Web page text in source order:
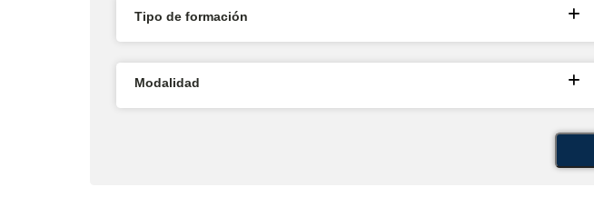
Tipo de formación
Modalidad